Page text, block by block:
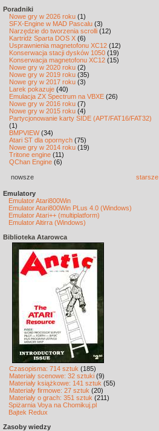
Poradniki
Nowe gry w 2026 roku (1)
SFX-Engine w MAD Pascalu (3)
Narzędzie do tworzenia scrolli (12)
Kartridż Sparta DOS X (6)
Usprawnienia magnetofonu XC12 (12)
Konserwacja stacji dysków 1050 (19)
Konserwacja magnetofonu XC12 (15)
Nowe gry w 2020 roku (2)
Nowe gry w 2019 roku (35)
Nowe gry w 2017 roku (3)
Larek pokazuje (40)
Emulacja ZX Spectrum na VBXE (26)
Nowe gry w 2016 roku (7)
Nowe gry w 2015 roku (4)
Partycjonowanie karty SIDE (APT/FAT16/FAT32)
(1)
BMPVIEW(34)
Atari ST dla opornych (75)
Nowe gry w 2014 roku (19)
Tritone engine (11)
QChan Engine (6)
nowsze starsze
Emulatory
Emulator Atari800Win
Emulator Atari800Win PLus 4.0 (Windows)
Emulator Atari++ (multiplatform)
Emulator Altirra (Windows)
Biblioteka Atarowca
Czasopisma: 714 sztuk (185)
Materiały scenowe: 32 sztuki (9)
Materiały książkowe: 141 sztuk (55)
Materiały firmowe: 27 sztuk (20)
Materiały o grach: 351 sztuk (211)
Spiżarnia Voya na Chomikuj.pl
Bajtek Redux
Zasoby wiedzy